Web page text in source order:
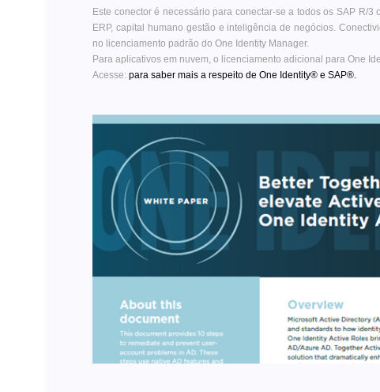
Este conector é necessário para conectar-se a todos os SAP R/
ERP, capital humano gestão e inteligência de negócios.
no licenciamento padrão do One Identity Manager.
Para aplicativos em nuvem, o licenciamento adicional para One
Acesse: para saber mais a respeito de One Identity® e SAP®.